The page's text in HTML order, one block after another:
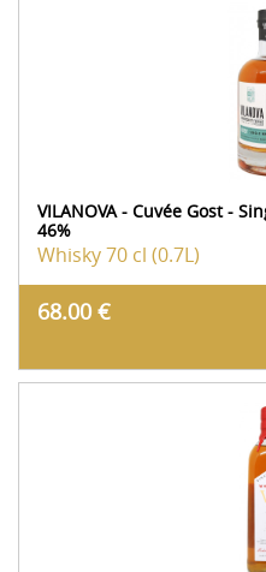
VILANOVA - Cuvée Gost -
46%
Whisky70 cl (0.7L)
68.00 €